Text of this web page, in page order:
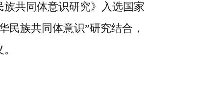
共同体意识研究》入选国家
民族共同体意识”研究结合，